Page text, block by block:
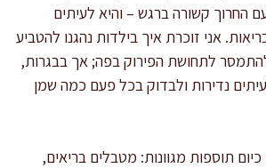
החרוך קשורה ברגש – והיא לעיתים
אני זוכרת איך בילדות נהגנו להטביע
לתחושת הפירוק בפה; אך בבגרות,
נדירות ולבדוק בכל פעם כמה שמן
תוספות מגוונות: מטבלים בריאים,